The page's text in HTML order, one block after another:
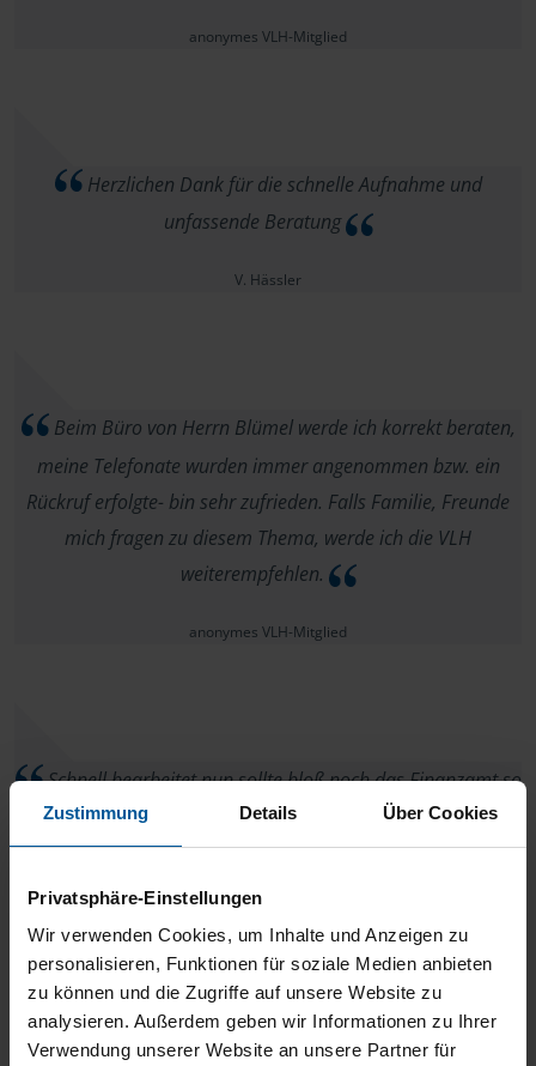
Zustimmung Details Über Cookies
Privatsphäre-Einstellungen
Wir verwenden Cookies, um Inhalte und Anzeigen zu
personalisieren, Funktionen für soziale Medien anbieten
zu können und die Zugriffe auf unsere Website zu
analysieren. Außerdem geben wir Informationen zu Ihrer
Verwendung unserer Website an unsere Partner für
anonymes VLH-Mitglied
Herzlichen Dank für die schnelle Aufnahme und
unfassende Beratung
V. Hässler
Beim Büro von Herrn Blümel werde ich korrekt beraten,
meine Telefonate wurden immer angenommen bzw. ein
Rückruf erfolgte- bin sehr zufrieden. Falls Familie, Freunde
mich fragen zu diesem Thema, werde ich die VLH
weiterempfehlen.
anonymes VLH-Mitglied
Schnell bearbeitet nun sollte bloß noch das Finanzamt so
schnell sein
Kompetente Beratung, schnelle Abwicklung, jederzeit
erreichbar